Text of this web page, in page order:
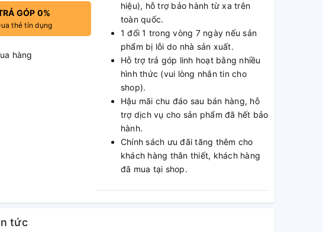
GÓP 0%
thẻ tín dụng
hàng
hiệu), hỗ trợ bảo hành từ xa trên
toàn quốc.
1 đổi 1 trong vòng 7 ngày nếu sản
phẩm bị lỗi do nhà sản xuất.
Hỗ trợ trả góp linh hoạt bằng nhiều
hình thức (vui lòng nhắn tin cho
shop).
Hậu mãi chu đáo sau bán hàng, hỗ
trợ dịch vụ cho sản phẩm đã hết bảo
hành.
Chính sách ưu đãi tăng thêm cho
khách hàng thân thiết, khách hàng
đã mua tại shop.
tức